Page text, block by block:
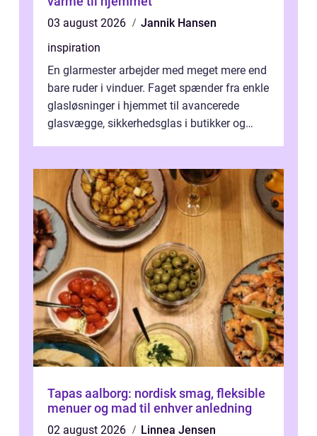
03 august 2026
Jannik Hansen
inspiration
En glarmester arbejder med meget mere end
bare ruder i vinduer. Faget spænder fra enkle
glasløsninger i hjemmet til avancerede
glasvægge, sikkerhedsglas i butikker og
Tapas aalborg: nordisk smag, fleksible
menuer og mad til enhver anledning
02 august 2026
Linnea Jensen